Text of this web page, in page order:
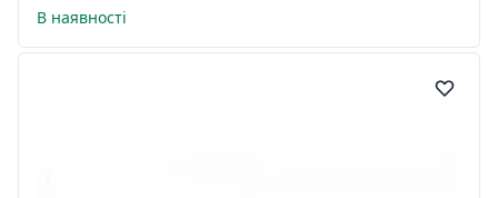
В наявності